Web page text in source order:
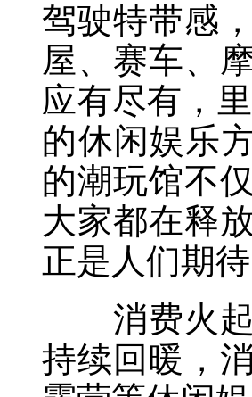
驾驶特带感
屋、赛车、
应有尽有，
的休闲娱乐
的潮玩馆不
大家都在释
正是人们期待
消费火起
持续回暖，